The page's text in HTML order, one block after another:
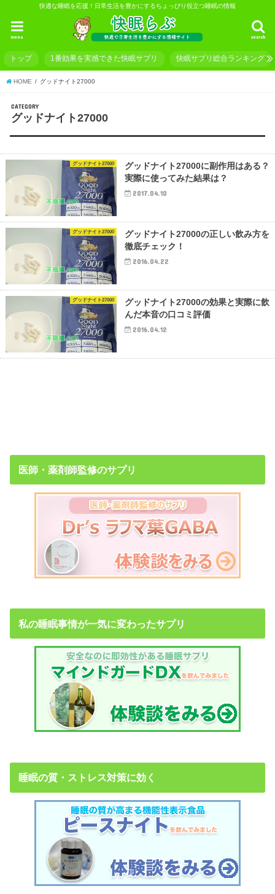
快適な睡眠を応援！日常生活を豊かにするちょっぴり役立つ睡眠の情報
search
menu
トップ 1番効果を実感できた快眠サプリ 快眠サプリ総合ランキング
HOME グッドナイト27000
CATEGORY
グッドナイト27000
グッドナイト27000
グッドナイト27000に副作用はある？
実際に使ってみた結果は？
2017.04.10
グッドナイト27000
グッドナイト27000の正しい飲み方を
徹底チェック！
2016.04.22
グッドナイト27000
グッドナイト27000の効果と実際に飲
んだ本音の口コミ評価
2016.04.12
医師・薬剤師監修のサプリ
私の睡眠事情が一気に変わったサプリ
睡眠の質・ストレス対策に効く